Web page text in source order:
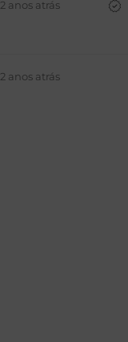
2 anos atrás
2 anos atrás